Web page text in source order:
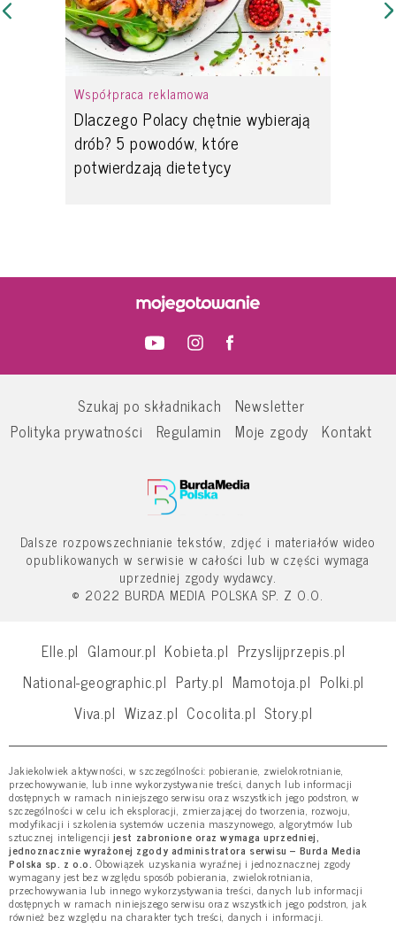
Współpraca reklamowa
Dlaczego Polacy chętnie wybierają
drób? 5 powodów, które
potwierdzają dietetycy
Szukaj po składnikach
Newsletter
Polityka prywatności
Regulamin Moje zgody Kontakt
Dalsze rozpowszechnianie tekstów, zdjęć i materiałów wideo
opublikowanych w serwisie w całości lub w części wymaga
uprzedniej zgody wydawcy.
© 2022 BURDA MEDIA POLSKA SP. Z O.O.
Elle.pl Glamour.pl Kobieta.pl Przyslijprzepis.pl
National-geographic.pl Party.pl Mamotoja.pl Polki.pl
Viva.pl Wizaz.pl Cocolita.pl Story.pl
Jakiekolwiek aktywności, w szczególności: pobieranie, zwielokrotnianie,
przechowywanie, lub inne wykorzystywanie treści, danych lub informacji
dostępnych w ramach niniejszego serwisu oraz wszystkich jego podstron, w
szczególności w celu ich eksploracji, zmierzającej do tworzenia, rozwoju,
modyfikacji i szkolenia systemów uczenia maszynowego, algorytmów lub
sztucznej inteligencji jest zabronione oraz wymaga uprzedniej,
jednoznacznie wyrażonej zgody administratora serwisu – Burda Media
Polska sp. z o.o. Obowiązek uzyskania wyraźnej i jednoznacznej zgody
wymagany jest bez względu sposób pobierania, zwielokrotniania,
przechowywania lub innego wykorzystywania treści, danych lub informacji
dostępnych w ramach niniejszego serwisu oraz wszystkich jego podstron, jak
również bez względu na charakter tych treści, danych i informacji.